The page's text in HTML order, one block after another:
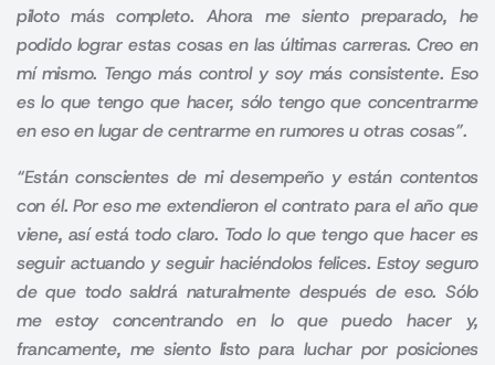
piloto más completo. Ahora me siento preparado, he
podido lograr estas cosas en las últimas carreras. Creo en
mí mismo. Tengo más control y soy más consistente. Eso
es lo que tengo que hacer, sólo tengo que concentrarme
en eso en lugar de centrarme en rumores u otras cosas”.
“Están conscientes de mi desempeño y están contentos
con él. Por eso me extendieron el contrato para el año que
viene, así está todo claro. Todo lo que tengo que hacer es
seguir actuando y seguir haciéndolos felices. Estoy seguro
de que todo saldrá naturalmente después de eso. Sólo
me estoy concentrando en lo que puedo hacer y,
francamente, me siento listo para luchar por posiciones